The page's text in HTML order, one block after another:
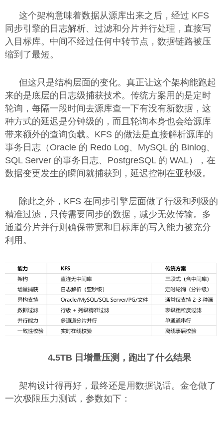
这个架构意味着数据从源库出来之后，经过 KFS
同步引擎的日志解析、过滤和分片并行处理，直接写
入目标库。中间不经过任何中转节点，数据链路被压
缩到了最短。
但这只是结构层面的变化。真正让这个架构能跑起
来的是底层的日志级捕获技术。传统方案用的是定时
轮询，每隔一段时间去源库查一下有没有新数据，这
种方式的延迟是分钟级的，而且轮询本身也会给源库
带来额外的查询负载。KFS 的做法是直接解析源库的
事务日志（Oracle 的 Redo Log、MySQL 的 Binlog、
SQL Server 的事务日志、PostgreSQL 的 WAL），在
数据变更发生的瞬间就捕获到，延迟控制在亚秒级。
除此之外，KFS 在同步引擎层面做了行级和列级的
精准过滤，只传需要同步的数据，减少无效传输。多
通道分片并行则确保带宽和目标库的写入能力被充分
利用。
4.5TB 日增量压测，跑出了什么结果
架构设计得再好，最终还是用数据说话。金仓做了
一次极限压力测试，参数如下：